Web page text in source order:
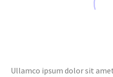
Ullamco ipsum dolor sit